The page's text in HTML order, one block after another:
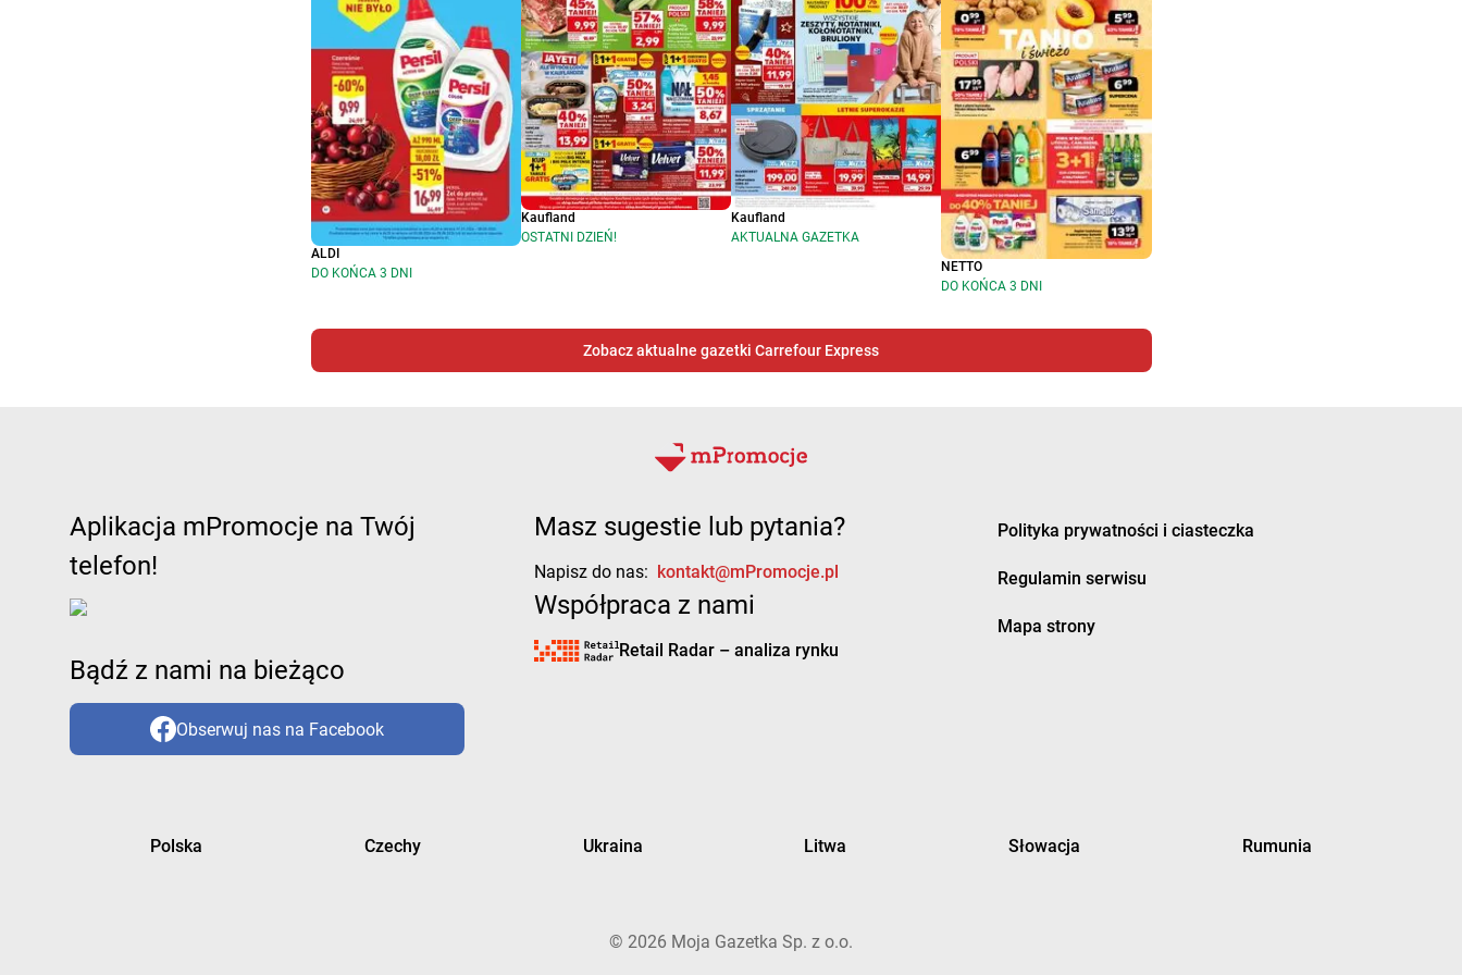
ALDI
DO KOŃCA 3 DNI
Kaufland
OSTATNI DZIEŃ!
Kaufland
AKTUALNA GAZETKA
NETTO
DO KOŃCA 3 DNI
Zobacz aktualne gazetki Carrefour Express
Aplikacja mPromocje na Twój
telefon!
Bądź z nami na bieżąco
Obserwuj nas na Facebook
Masz sugestie lub pytania?
Napisz do nas: kontakt@mPromocje.pl
Współpraca z nami
Retail Radar – analiza rynku
Polityka prywatności i ciasteczka
Regulamin serwisu
Mapa strony
Polska Czechy Ukraina Litwa Słowacja Rumunia
© 2026 Moja Gazetka Sp. z o.o.